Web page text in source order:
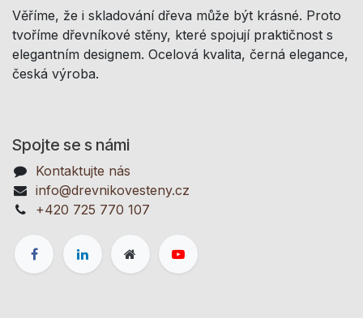
Věříme, že i skladování dřeva může být krásné. Proto
tvoříme dřevníkové stěny, které spojují praktičnost s
elegantním designem. Ocelová kvalita, černá elegance,
česká výroba.
Spojte se s námi
Kontaktujte nás
info@drevnikovesteny.cz
+420 725 770 107